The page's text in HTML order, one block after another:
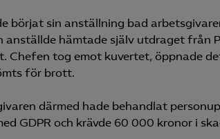
börjat sin anställning bad
anställde hämtade själv utdraget från
Chefen tog emot kuvertet, öppnade
för brott.
därmed hade behandlat
GDPR och krävde 60 000 kronor i